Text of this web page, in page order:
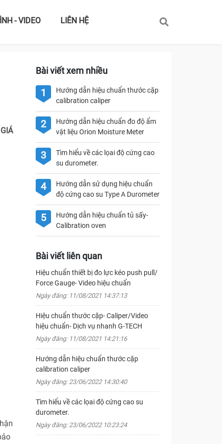
- VIDEO LIÊN HỆ
Bài viết xem nhiều
1
Hướng dẫn hiệu chuẩn thước cặp
calibration caliper
2
Hướng dẫn hiệu chuẩn đo độ ẩm
vật liệu Orion Moisture Meter
3
Tìm hiểu về các lọai độ cứng cao
su durometer.
4
Hướng dẫn sử dụng hiệu chuẩn
độ cứng cao su Type A Durometer
5
Hướng dẫn hiệu chuẩn tủ sấy-
Calibration oven
Bài viết liên quan
Hiệu chuẩn thiết bị đo lực kéo push pull/
Force Gauge- Video hiệu chuẩn
Ngày đăng: 11/08/2021 14:37:13
Hiệu chuẩn thước cặp- Caliper/Video
hiệu chuẩn- Dịch vụ nhanh G-TECH
Ngày đăng: 11/08/2021 14:21:16
Hướng dẫn hiệu chuẩn thước cặp
calibration caliper
Ngày đăng: 23/06/2022 14:30:40
Tìm hiểu về các lọai độ cứng cao su
durometer.
Ngày đăng: 23/06/2022 10:23:24